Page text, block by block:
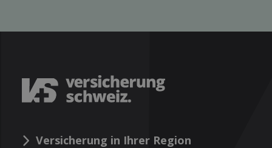
Versicherung in Ihrer Region